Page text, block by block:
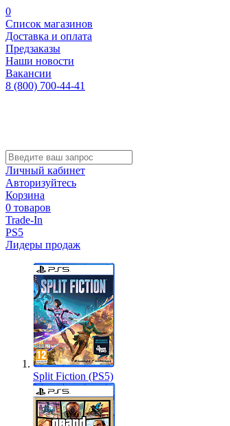
0
Список магазинов
Доставка и оплата
Предзаказы
Наши новости
Вакансии
8 (800) 700-44-41
Личный кабинет
Авторизуйтесь
Корзина
0 товаров
Trade-In
PS5
Лидеры продаж
Split Fiction (PS5)